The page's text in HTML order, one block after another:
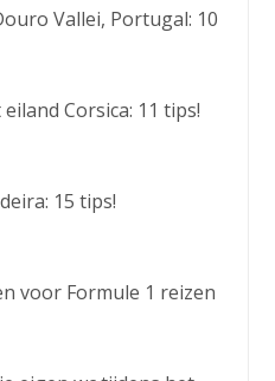
Vallei, Portugal: 10
Corsica: 11 tips!
15 tips!
voor Formule 1 reizen